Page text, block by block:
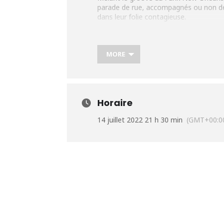
parade de rue, accompagnés ou non
dans leur folie contagieuse.
MORE
Horaire
14 juillet 2022 21 h 30 min